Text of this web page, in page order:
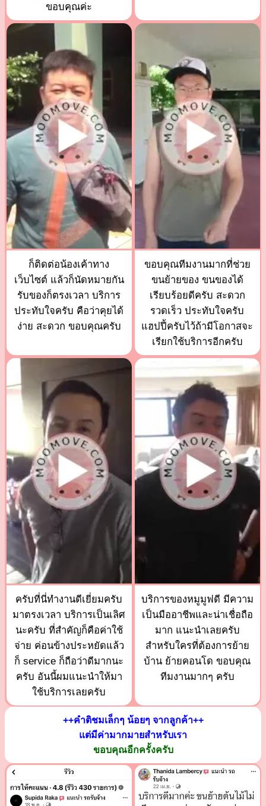
ขอบคุณค่ะ
ก็ติดต่อน้องเค้าทาง
เว็บไซต์ แล้วก็นัดหมายกัน
รับของก็ตรงเวลา บริการ
ประทับใจครับ คือว่าคุยได้
ง่าย สะดวก ขอบคุณครับ
ขอบคุณทีมงานมากที่ช่วย
ขนย้ายของ ขนของได้
เรียบร้อยดีครับ สะดวก
รวดเร็ว ประทับใจครับ
แฮปปี้ครับไว้ถ้ามีโอกาสจะ
เรียกใช้บริการอีกครับ
ครับที่นี่ทำงานดีเยี่ยมครับ
มาตรงเวลา บริการเป็นเลิศ
นะครับ ที่สำคัญก็คือค่าใช้
จ่าย ค่อนข้างประหยัดแล้ว
ก็ service ก็ถือว่าดีมากนะ
ครับ อันนี้ผมแนะนำให้มา
ใช้บริการเลยครับ
บริการของหมูมูฟดี มีความ
เป็นมืออาชีพและน่าเชื่อถือ
มาก แนะนำเลยครับ
สำหรับใครที่ต้องการย้าย
บ้าน ย้ายคอนโด ขอบคุณ
ทีมงานมากๆ ครับ
++คำติชมเล็กๆ น้อยๆ จากลูกค้า++
แต่มีค่ามากมายสำหรับเรา
ขอบคุณอีกครั้งครับ